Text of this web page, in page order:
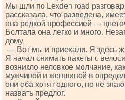
Мы шли по Lехdеn rоаd
рассказала, что разведена,
она редкой профессией —
Болтала она легко и много.
дому.
— Вот мы и приехали. Я здесь
Я начал снимать пакеты с
возникло неловкое молчание,
мужчиной и женщиной в
они оба хотят одного, но не
назвать предлог.